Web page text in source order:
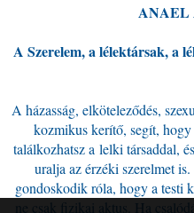
ANAEL
A Szerelem, a lélektársak, a
A házasság, elköteleződés,
kozmikus kerítő, segít,
találkozhatsz a lelki társaddal,
uralja az érzéki szerelmet
gondoskodik róla, hogy a testi
ne csak fizikai aktus. Ha